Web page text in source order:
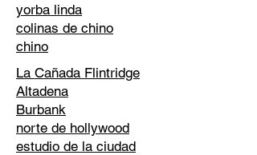
yorba linda
colinas de chino
chino
La Cañada Flintridge
Altadena
Burbank
norte de hollywood
estudio de la ciudad